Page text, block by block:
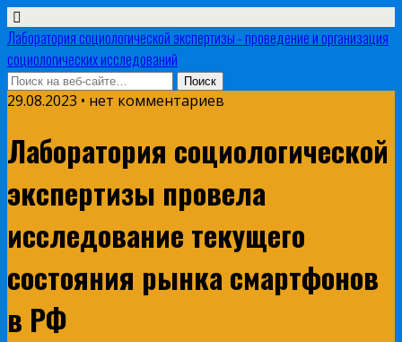
Лаборатория социологической экспертизы - проведение и организация
социологических исследований
29.08.2023 • нет комментариев
Лаборатория социологической
экспертизы провела
исследование текущего
состояния рынка смартфонов
в РФ